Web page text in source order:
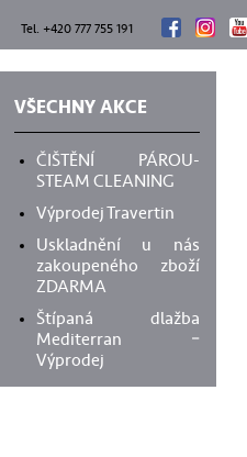
Tel. +420 777 755 191
VŠECHNY AKCE
ČIŠTĚNÍ PÁROU-
STEAM CLEANING
Výprodej Travertin
Uskladnění u nás
zakoupeného zboží
ZDARMA
Štípaná dlažba
Mediterran –
Výprodej